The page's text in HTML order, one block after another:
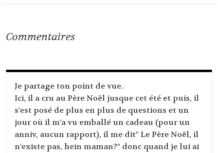
Commentaires
Je partage ton point de vue.
Ici, il a cru au Père Noël jusque cet été et puis, il
s'est posé de plus en plus de questions et un
jour où il m'a vu emballé un cadeau (pour un
anniv, aucun rapport), il me dit" Le Père Noël, il
n'existe pas, hein maman?" donc quand je lui ai